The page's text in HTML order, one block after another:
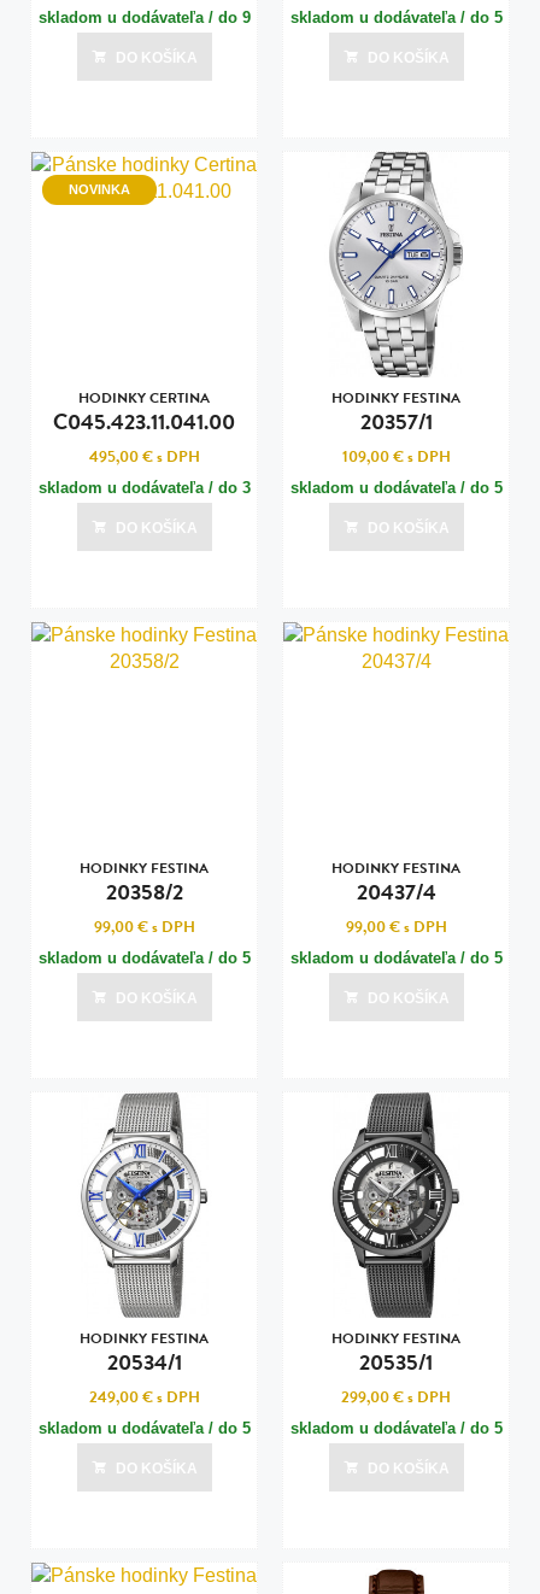
skladom u dodávateľa / do 9
dní
Posledná aktualizácia dnes o 22:00
DO KOŠÍKA
skladom u dodávateľa / do 5
dní
Posledná aktualizácia dnes o 22:01
DO KOŠÍKA
NOVINKA
HODINKY CERTINA
C045.423.11.041.00
495,00 €s DPH
skladom u dodávateľa / do 3
dní
Posledná aktualizácia dnes o 22:00
DO KOŠÍKA
HODINKY FESTINA
20357/1
109,00 €s DPH
skladom u dodávateľa / do 5
dní
Posledná aktualizácia dnes o 22:01
DO KOŠÍKA
HODINKY FESTINA
20358/2
99,00 €s DPH
skladom u dodávateľa / do 5
dní
Posledná aktualizácia dnes o 22:01
DO KOŠÍKA
HODINKY FESTINA
20437/4
99,00 €s DPH
skladom u dodávateľa / do 5
dní
Posledná aktualizácia dnes o 22:01
DO KOŠÍKA
HODINKY FESTINA
20534/1
249,00 €s DPH
skladom u dodávateľa / do 5
dní
Posledná aktualizácia dnes o 22:01
DO KOŠÍKA
HODINKY FESTINA
20535/1
299,00 €s DPH
skladom u dodávateľa / do 5
dní
Posledná aktualizácia dnes o 22:01
DO KOŠÍKA